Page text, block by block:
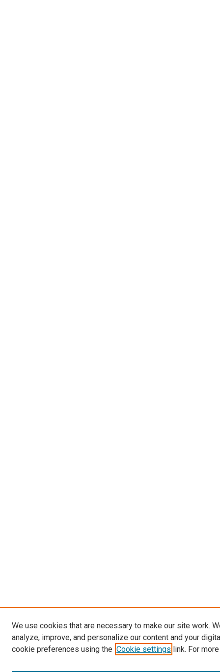
We use cookies that are necessary to make our site work.
analyze, improve, and personalize our content and your
cookie preferences using the Cookie settings link. For